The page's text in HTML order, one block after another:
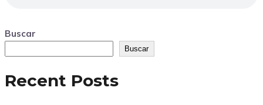
Buscar
Buscar
Recent Posts